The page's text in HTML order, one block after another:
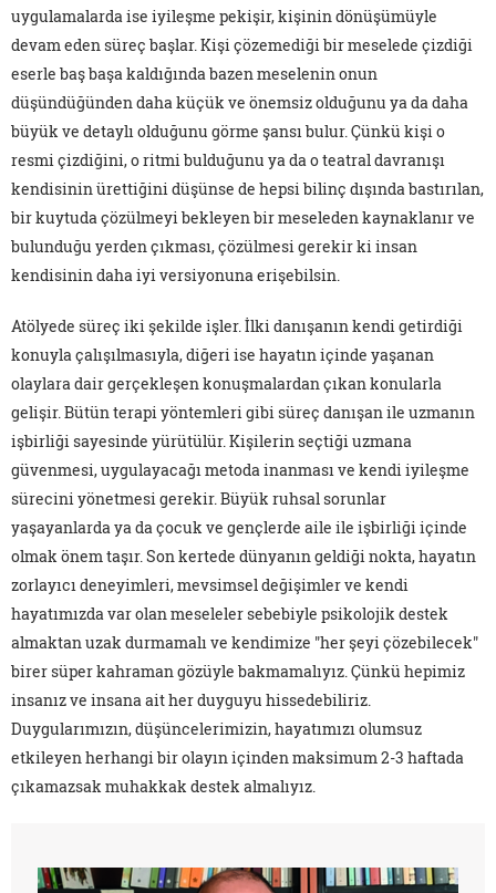
uygulamalarda ise iyileşme pekişir, kişinin dönüşümüyle
devam eden süreç başlar. Kişi çözemediği bir meselede çizdiği
eserle baş başa kaldığında bazen meselenin onun
düşündüğünden daha küçük ve önemsiz olduğunu ya da daha
büyük ve detaylı olduğunu görme şansı bulur. Çünkü kişi o
resmi çizdiğini, o ritmi bulduğunu ya da o teatral davranışı
kendisinin ürettiğini düşünse de hepsi bilinç dışında bastırılan,
bir kuytuda çözülmeyi bekleyen bir meseleden kaynaklanır ve
bulunduğu yerden çıkması, çözülmesi gerekir ki insan
kendisinin daha iyi versiyonuna erişebilsin.
Atölyede süreç iki şekilde işler. İlki danışanın kendi getirdiği
konuyla çalışılmasıyla, diğeri ise hayatın içinde yaşanan
olaylara dair gerçekleşen konuşmalardan çıkan konularla
gelişir. Bütün terapi yöntemleri gibi süreç danışan ile uzmanın
işbirliği sayesinde yürütülür. Kişilerin seçtiği uzmana
güvenmesi, uygulayacağı metoda inanması ve kendi iyileşme
sürecini yönetmesi gerekir. Büyük ruhsal sorunlar
yaşayanlarda ya da çocuk ve gençlerde aile ile işbirliği içinde
olmak önem taşır. Son kertede dünyanın geldiği nokta, hayatın
zorlayıcı deneyimleri, mevsimsel değişimler ve kendi
hayatımızda var olan meseleler sebebiyle psikolojik destek
almaktan uzak durmamalı ve kendimize "her şeyi çözebilecek"
birer süper kahraman gözüyle bakmamalıyız. Çünkü hepimiz
insanız ve insana ait her duyguyu hissedebiliriz.
Duygularımızın, düşüncelerimizin, hayatımızı olumsuz
etkileyen herhangi bir olayın içinden maksimum 2-3 haftada
çıkamazsak muhakkak destek almalıyız.